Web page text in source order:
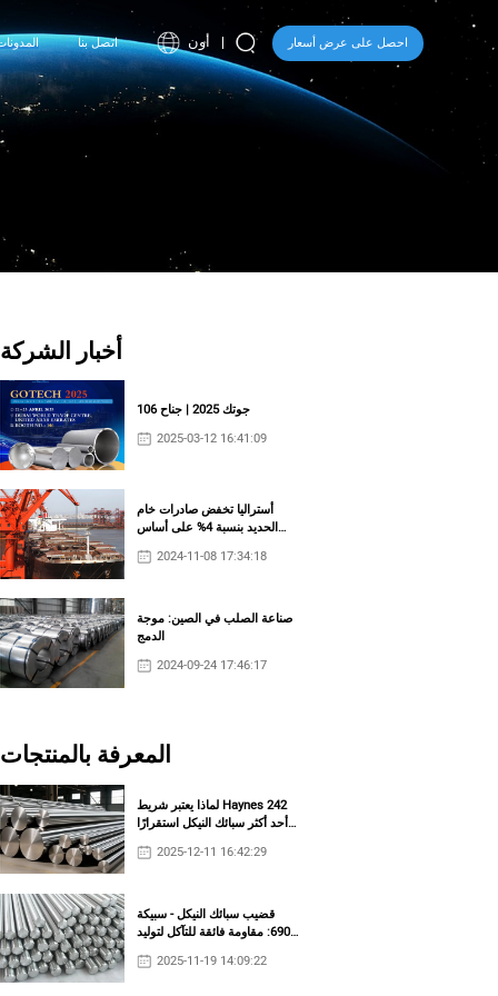
اتصل بنا أون احصل على عرض أسعار
أخبار الشركة
جوتك 2025 | جناح 106
2025-03-12 16:41:09
أستراليا تخفض صادرات خام
الحديد بنسبة 4% على أساس
2024-11-08 17:34:18
صناعة الصلب في الصين: موجة
الدمج
2024-09-24 17:46:17
المعرفة بالمنتجات
لماذا يعتبر شريط Haynes 242
أحد أكثر سبائك النيكل استقرارًا
القصوى؟
2025-12-11 16:42:29
قضيب سبائك النيكل - سبيكة
690: مقاومة فائقة للتآكل لتوليد
2025-11-19 14:09:22